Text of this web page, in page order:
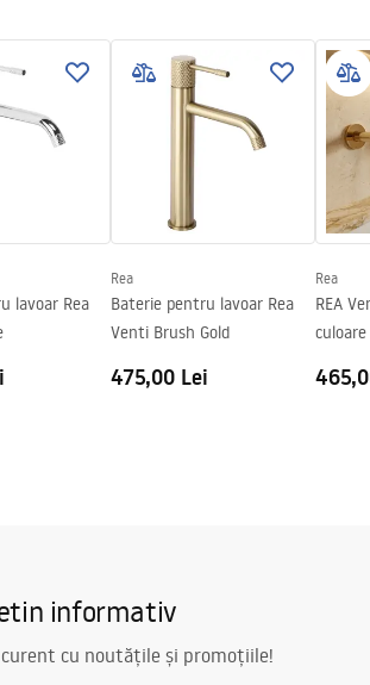
5 ani
manual podt.pdf
Condiții de garanție
Warranty_Terms_and_Conditions_
lavoar Rea
Rea
Baterie pentru lavoar Rea
Venti Brush Gold
475,00 Lei
Rea
REA
culoare
informativ
curent cu noutățile și promoțiile!